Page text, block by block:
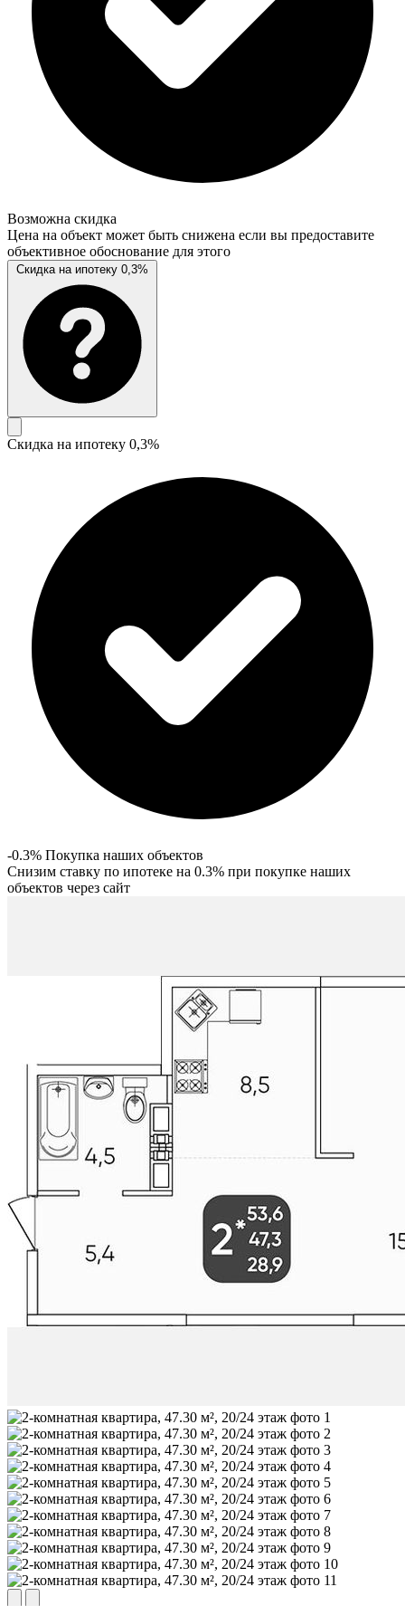
Возможна скидка
Цена на объект может быть снижена если вы предоставите
объективное обоснование для этого
Скидка на ипотеку 0,3%
Скидка на ипотеку 0,3%
-0.3% Покупка наших объектов
Снизим ставку по ипотеке на 0.3% при покупке наших
объектов через сайт